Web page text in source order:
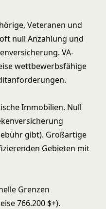
Veteranen und
null Anzahlung und
VA-
wettbewerbsfähige
Immobilien. Null
gibt). Großartige
Gebieten mit
Grenzen
766.200 $+).